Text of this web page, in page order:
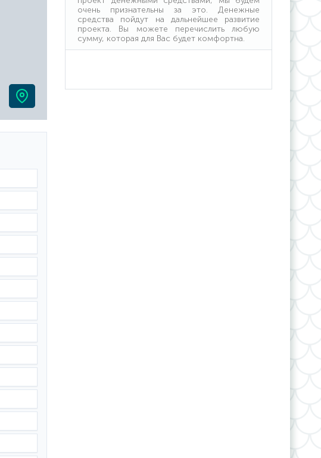
очень признательны за это. Денежные
средства пойдут на дальнейшее развитие
проекта. Вы можете перечислить любую
сумму, которая для Вас будет комфортна.